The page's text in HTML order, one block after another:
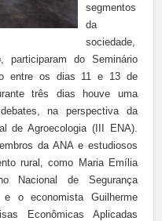
segmentos
da
sociedade,
participaram do Seminário
entre os dias 11 e 13 de
três dias houve uma
na perspectiva da
de Agroecologia (III ENA).
da ANA e estudiosos
rural, como Maria Emília
Nacional de Segurança
o economista Guilherme
Econômicas Aplicadas